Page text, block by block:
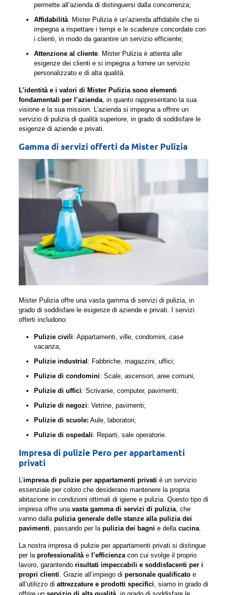
permette all’azienda di distinguersi dalla concorrenza;
Affidabilità. Mister Pulizia è un’azienda affidabile che si
impegna a rispettare i tempi e le scadenze concordate con
i clienti, in modo da garantire un servizio efficiente;
Attenzione al cliente. Mister Pulizia è attenta alle
esigenze dei clienti e si impegna a fornire un servizio
personalizzato e di alta qualità.
L’identità e i valori di Mister Pulizia sono elementi
fondamentali per l’azienda, in quanto rappresentano la sua
visione e la sua mission. L’azienda si impegna a offrire un
servizio di pulizia di qualità superiore, in grado di soddisfare le
esigenze di aziende e privati.
Gamma di servizi offerti da Mister Pulizia
Mister Pulizia offre una vasta gamma di servizi di pulizia, in
grado di soddisfare le esigenze di aziende e privati. I servizi
offerti includono:
Pulizie civili: Appartamenti, ville, condomini, case
vacanza;
Pulizie industrial : Fabbriche, magazzini, uffici;
Pulizie di condomini: Scale, ascensori, aree comuni;
Pulizie di uffici: Scrivanie, computer, pavimenti;
Pulizie di negozi: Vetrine, pavimenti;
Pulizie di scuole: Aule, laboratori;
Pulizie di ospedali: Reparti, sale operatorie.
Impresa di pulizie Pero per appartamenti
privati
L’impresa di pulizie per appartamenti privati è un servizio
essenziale per coloro che desiderano mantenere la propria
abitazione in condizioni ottimali di igiene e pulizia. Questo tipo di
impresa offre una vasta gamma di servizi di pulizia, che
vanno dalla pulizia generale delle stanze alla pulizia dei
pavimenti, passando per lapulizia dei bagni e della cucina.
La nostra impresa di pulizie per appartamenti privati si distingue
per la professionalitàe l’efficienzacon cui svolge il proprio
lavoro, garantendo risultati impeccabili e soddisfacenti per i
propri clienti. Grazie all’impiego di personale qualificatoe
all’utilizzo di attrezzature e prodotti specifici, siamo in grado di